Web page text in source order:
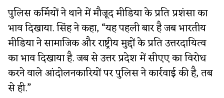
पुलिस कर्मियों ने थाने में मौजूद मीडिया के प्रति प्रशंसा का
भाव दिखाया. सिंह ने कहा, “यह पहली बार है जब भारतीय
मीडिया ने सामाजिक और राष्ट्रीय मुद्दों के प्रति उत्तरदायित्व
का भाव दिखाया है. जब से उत्तर प्रदेश में सीएए का विरोध
करने वाले आंदोलनकारियों पर पुलिस ने कार्रवाई की है, तब
से ही.”